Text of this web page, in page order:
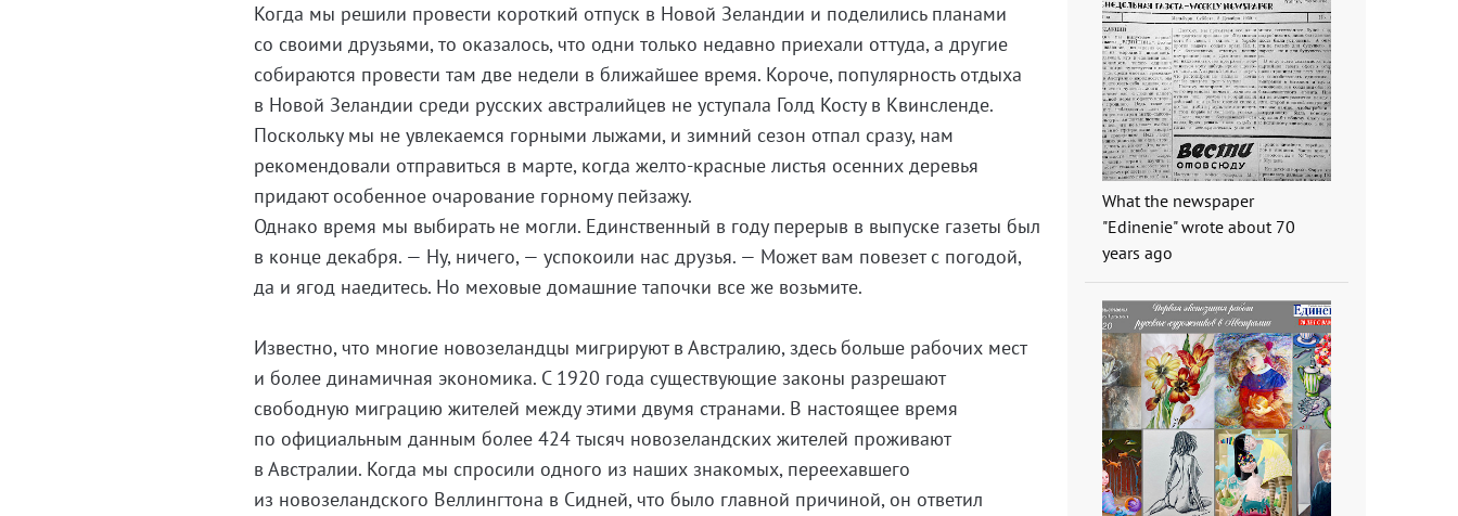
Когда мы решили провести короткий отпуск в Новой Зеландии и поделились планами
со своими друзьями, то оказалось, что одни только недавно приехали оттуда, а другие
собираются провести там две недели в ближайшее время. Короче, популярность отдыха
в Новой Зеландии среди русских австралийцев не уступала Голд Косту в Квинсленде.
Поскольку мы не увлекаемся горными лыжами, и зимний сезон отпал сразу, нам
рекомендовали отправиться в марте, когда желто-красные листья осенних деревья
придают особенное очарование горному пейзажу.
Однако время мы выбирать не могли. Единственный в году перерыв в выпуске газеты был
в конце декабря. — Ну, ничего, — успокоили нас друзья. — Может вам повезет с погодой,
да и ягод наедитесь. Но меховые домашние тапочки все же возьмите.
Известно, что многие новозеландцы мигрируют в Австралию, здесь больше рабочих мест
и более динамичная экономика. С 1920 года существующие законы разрешают
свободную миграцию жителей между этими двумя странами. В настоящее время
по официальным данным более 424 тысяч новозеландских жителей проживают
в Австралии. Когда мы спросили одного из наших знакомых, переехавшего
из новозеландского Веллингтона в Сидней, что было главной причиной, он ответил
What the newspaper
"Edinenie" wrote about 70
years ago